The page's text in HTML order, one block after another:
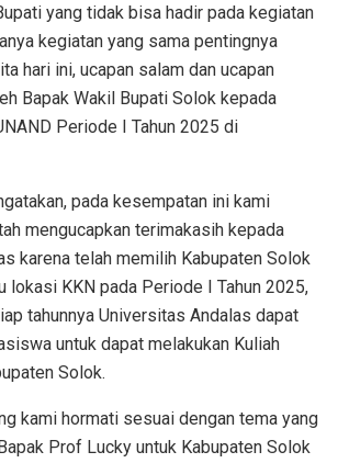
yang tidak bisa hadir pada kegiatan
kegiatan yang sama pentingnya
hari ini, ucapan salam dan ucapan
Bapak Wakil Bupati Solok kepada
Periode I Tahun 2025 di
pada kesempatan ini kami
mengucapkan terimakasih kepada
karena telah memilih Kabupaten Solok
lokasi KKN pada Periode I Tahun 2025,
tahunnya Universitas Andalas dapat
untuk dapat melakukan Kuliah
Solok.
kami hormati sesuai dengan tema yang
Prof Lucky untuk Kabupaten Solok